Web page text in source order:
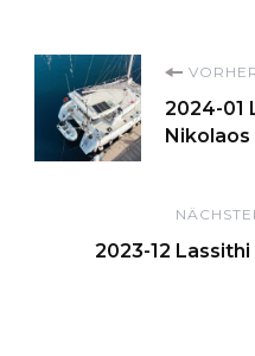
2024-01
Nikolaos
2023-12